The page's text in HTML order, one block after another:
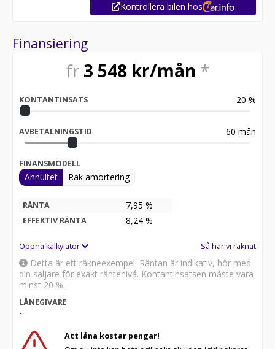
Kontrollera bilen hos
Finansiering
fr 3 548 kr/mån *
KONTANTINSATS 20 %
AVBETALNINGSTID 60 mån
FINANSMODELL
Annuitet Rak amortering
RÄNTA 7,95 %
EFFEKTIV RÄNTA 8,24 %
Öppna kalkylator Så har vi räknat
Detta är ett räkneexempel. Räntan är indikativ, hör med
din säljare för exakt räntenivå. Kontantinsatsen måste vara
minst 20 %.
LÅNEGIVARE
-
Att låna kostar pengar!